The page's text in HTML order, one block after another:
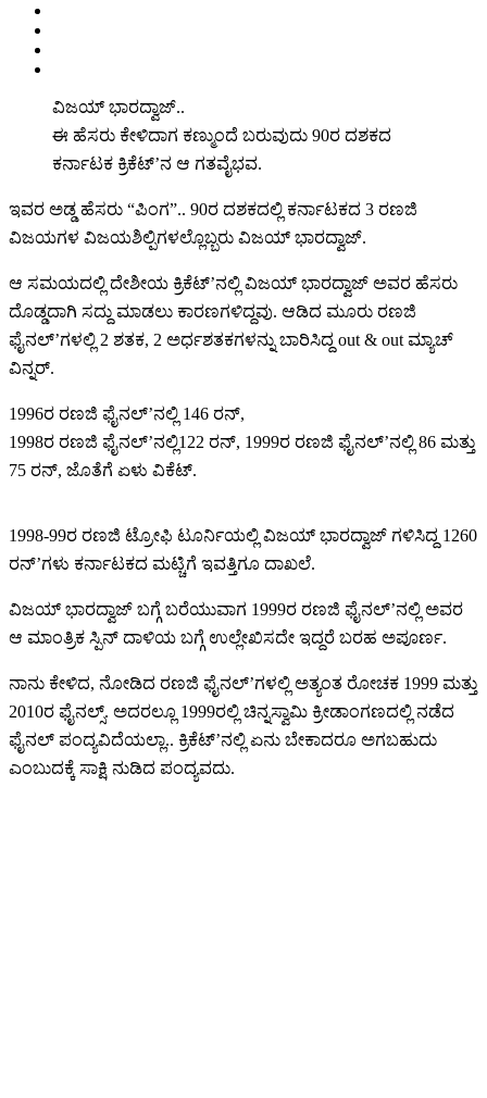
ವಿಜಯ್ ಭಾರದ್ವಾಜ್..
ಈ ಹೆಸರು ಕೇಳಿದಾಗ ಕಣ್ಮುಂದೆ ಬರುವುದು 90ರ ದಶಕದ
ಕರ್ನಾಟಕ ಕ್ರಿಕೆಟ್’ನ ಆ ಗತವೈಭವ.
ಇವರ ಅಡ್ಡ ಹೆಸರು “ಪಿಂಗ”.. 90ರ ದಶಕದಲ್ಲಿ ಕರ್ನಾಟಕದ 3 ರಣಜಿ
ವಿಜಯಗಳ ವಿಜಯಶಿಲ್ಪಿಗಳಲ್ಲೊಬ್ಬರು ವಿಜಯ್ ಭಾರದ್ವಾಜ್.
ಆ ಸಮಯದಲ್ಲಿ ದೇಶೀಯ ಕ್ರಿಕೆಟ್’ನಲ್ಲಿ ವಿಜಯ್ ಭಾರದ್ವಾಜ್ ಅವರ ಹೆಸರು
ದೊಡ್ಡದಾಗಿ ಸದ್ದು ಮಾಡಲು ಕಾರಣಗಳಿದ್ದವು. ಆಡಿದ ಮೂರು ರಣಜಿ
ಫೈನಲ್’ಗಳಲ್ಲಿ 2 ಶತಕ, 2 ಅರ್ಧಶತಕಗಳನ್ನು ಬಾರಿಸಿದ್ದ out & out ಮ್ಯಾಚ್
ವಿನ್ನರ್.
1996ರ ರಣಜಿ ಫೈನಲ್’ನಲ್ಲಿ 146 ರನ್,
1998ರ ರಣಜಿ ಫೈನಲ್’ನಲ್ಲಿ122 ರನ್, 1999ರ ರಣಜಿ ಫೈನಲ್’ನಲ್ಲಿ 86 ಮತ್ತು
75 ರನ್, ಜೊತೆಗೆ ಏಳು ವಿಕೆಟ್.
1998-99ರ ರಣಜಿ ಟ್ರೋಫಿ ಟೂರ್ನಿಯಲ್ಲಿ ವಿಜಯ್ ಭಾರದ್ವಾಜ್ ಗಳಿಸಿದ್ದ 1260
ರನ್’ಗಳು ಕರ್ನಾಟಕದ ಮಟ್ಚಿಗೆ ಇವತ್ತಿಗೂ ದಾಖಲೆ.
ವಿಜಯ್ ಭಾರದ್ವಾಜ್ ಬಗ್ಗೆ ಬರೆಯುವಾಗ 1999ರ ರಣಜಿ ಫೈನಲ್’ನಲ್ಲಿ ಅವರ
ಆ ಮಾಂತ್ರಿಕ ಸ್ಪಿನ್ ದಾಳಿಯ ಬಗ್ಗೆ ಉಲ್ಲೇಖಿಸದೇ ಇದ್ದರೆ ಬರಹ ಅಪೂರ್ಣ.
ನಾನು ಕೇಳಿದ, ನೋಡಿದ ರಣಜಿ ಫೈನಲ್’ಗಳಲ್ಲಿ ಅತ್ಯಂತ ರೋಚಕ 1999 ಮತ್ತು
2010ರ ಫೈನಲ್ಸ್. ಅದರಲ್ಲೂ 1999ರಲ್ಲಿ ಚಿನ್ನಸ್ವಾಮಿ ಕ್ರೀಡಾಂಗಣದಲ್ಲಿ ನಡೆದ
ಫೈನಲ್ ಪಂದ್ಯವಿದೆಯಲ್ಲಾ.. ಕ್ರಿಕೆಟ್’ನಲ್ಲಿ ಏನು ಬೇಕಾದರೂ ಅಗಬಹುದು
ಎಂಬುದಕ್ಕೆ ಸಾಕ್ಷಿ ನುಡಿದ ಪಂದ್ಯವದು.